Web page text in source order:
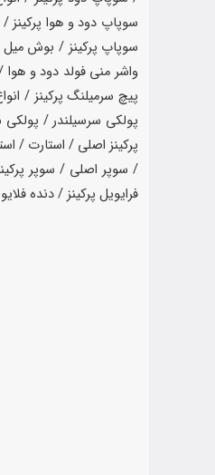
سوپاپ دود و هوا
سوپاپ پرکینز / بوش میل
واشر منی فولد دود و
پیچ سرمیلنگ پرکینز /
پولکی سرسیلندر / پولکی
پرکینز اصلی / استارت /
/ سوپر اصلی / سوپر
فرایویل پرکینز / دنده